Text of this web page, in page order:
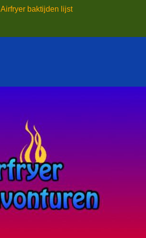
Airfryer baktijden lijst